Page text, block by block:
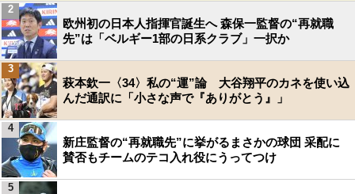
欧州初の日本人指揮官誕生へ 森保一監督の“再就職
先”は「ベルギー1部の日系クラブ」一択か
2
萩本欽一〈34〉私の“運”論 大谷翔平のカネを使い込
んだ通訳に「小さな声で『ありがとう』」
3
新庄監督の“再就職先”に挙がるまさかの球団 采配に
賛否もチームのテコ入れ役にうってつけ
4
5